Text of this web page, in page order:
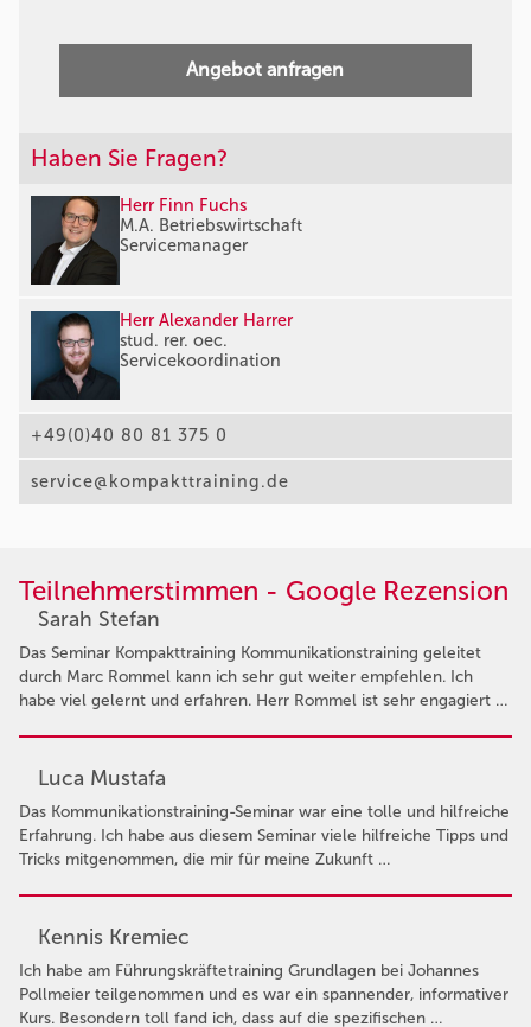
Angebot anfragen
Haben Sie Fragen?
Herr Finn Fuchs
M.A. Betriebswirtschaft
Servicemanager
Herr Alexander Harrer
stud. rer. oec.
Servicekoordination
+49(0)40 80 81 375 0
service@kompakttraining.de
Teilnehmerstimmen - Google Rezension
Sarah Stefan
Das Seminar Kompakttraining Kommunikationstraining geleitet
durch Marc Rommel kann ich sehr gut weiter empfehlen. Ich
habe viel gelernt und erfahren. Herr Rommel ist sehr engagiert …
Luca Mustafa
Das Kommunikationstraining-Seminar war eine tolle und hilfreiche
Erfahrung. Ich habe aus diesem Seminar viele hilfreiche Tipps und
Tricks mitgenommen, die mir für meine Zukunft …
Kennis Kremiec
Ich habe am Führungskräftetraining Grundlagen bei Johannes
Pollmeier teilgenommen und es war ein spannender, informativer
Kurs. Besondern toll fand ich, dass auf die spezifischen …